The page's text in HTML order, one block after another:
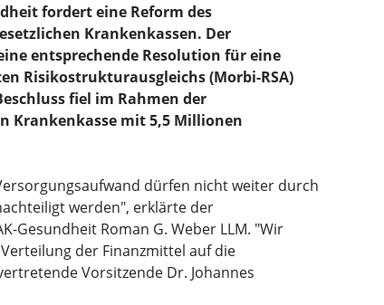
fordert eine Reform des
Krankenkassen. Der
entsprechende Resolution für eine
Risikostrukturausgleichs (Morbi-RSA)
fiel im Rahmen der
Krankenkasse mit 5,5 Millionen
dürfen nicht weiter durch
werden", erklärte der
Gesundheit Roman G. Weber LLM. "Wir
der Finanzmittel auf die
Vorsitzende Dr. Johannes